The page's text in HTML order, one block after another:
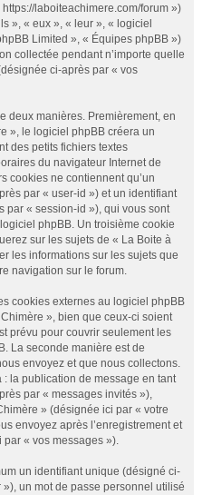
laboiteachimere.com/forum »)
», « eux », « leur », « logiciel
Limited », « Équipes phpBB »)
collectée pendant n’importe quelle
ci-après par « vos
deux manières. Premièrement, en
», le logiciel phpBB créera un
des petits fichiers textes
du navigateur Internet de
cookies ne contiennent qu’un
par « user-id ») et un identifiant
par « session-id »), qui vous sont
phpBB. Un troisième cookie
sur les sujets de « La Boite à
les informations sur les sujets que
navigation sur le forum.
cookies externes au logiciel phpBB
», bien que ceux-ci soient
prévu pour couvrir seulement les
La seconde manière est de
envoyez et que nous collectons.
: la publication de message en tant
par « messages invités »),
» (désignée ici par « votre
envoyez après l’enregistrement et
par « vos messages »).
un identifiant unique (désigné ci-
un mot de passe personnel utilisé